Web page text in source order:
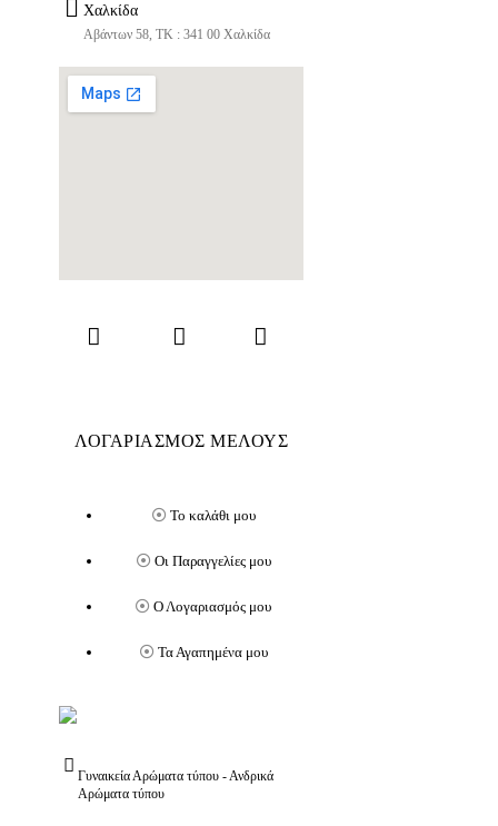
Χαλκίδα
Αβάντων 58, ΤΚ : 341 00 Χαλκίδα
ΛΟΓΑΡΙΑΣΜΟΣ ΜΕΛΟΥΣ
Το καλάθι μου
Οι Παραγγελίες μου
Ο Λογαριασμός μου
Τα Αγαπημένα μου
Γυναικεία Αρώματα τύπου - Ανδρικά
Αρώματα τύπου